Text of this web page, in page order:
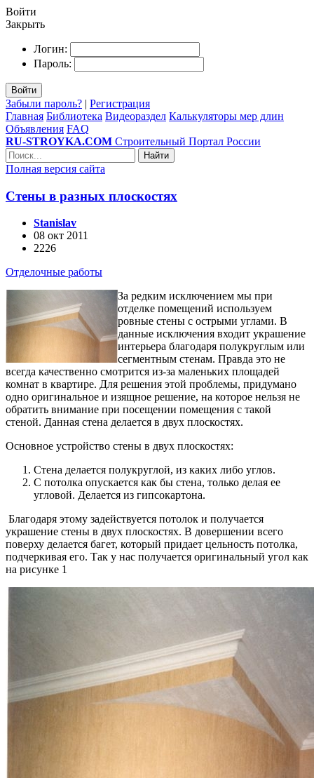
Войти
Закрыть
Логин:
Пароль:
Войти
Забыли пароль? | Регистрация
Главная Библиотека Видеораздел Калькуляторы мер длин
Объявления FAQ
RU-STROYKA.COM Строительный Портал России
Найти
Полная версия сайта
Стены в разных плоскостях
Stanislav
08 окт 2011
2226
Отделочные работы
За редким исключением мы при
отделке помещений используем
ровные стены с острыми углами. В
данные исключения входит украшение
интерьера благодаря полукруглым или
сегментным стенам. Правда это не
всегда качественно смотрится из-за маленьких площадей
комнат в квартире. Для решения этой проблемы, придумано
одно оригинальное и изящное решение, на которое нельзя не
обратить внимание при посещении помещения с такой
стеной. Данная стена делается в двух плоскостях.
Основное устройство стены в двух плоскостях:
Стена делается полукруглой, из каких либо углов.
С потолка опускается как бы стена, только делая ее
угловой. Делается из гипсокартона.
Благодаря этому задействуется потолок и получается
украшение стены в двух плоскостях. В довершении всего
поверху делается багет, который придает цельность потолка,
подчеркивая его. Так у нас получается оригинальный угол как
на рисунке 1